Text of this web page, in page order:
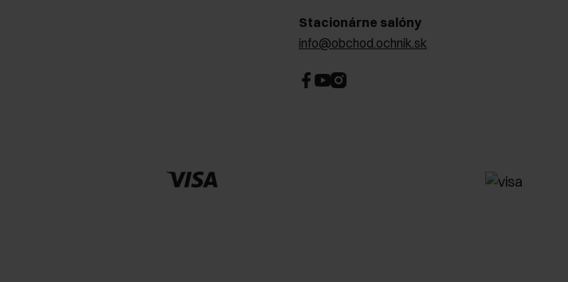
Stacionárne salóny
info@obchod.ochnik.sk